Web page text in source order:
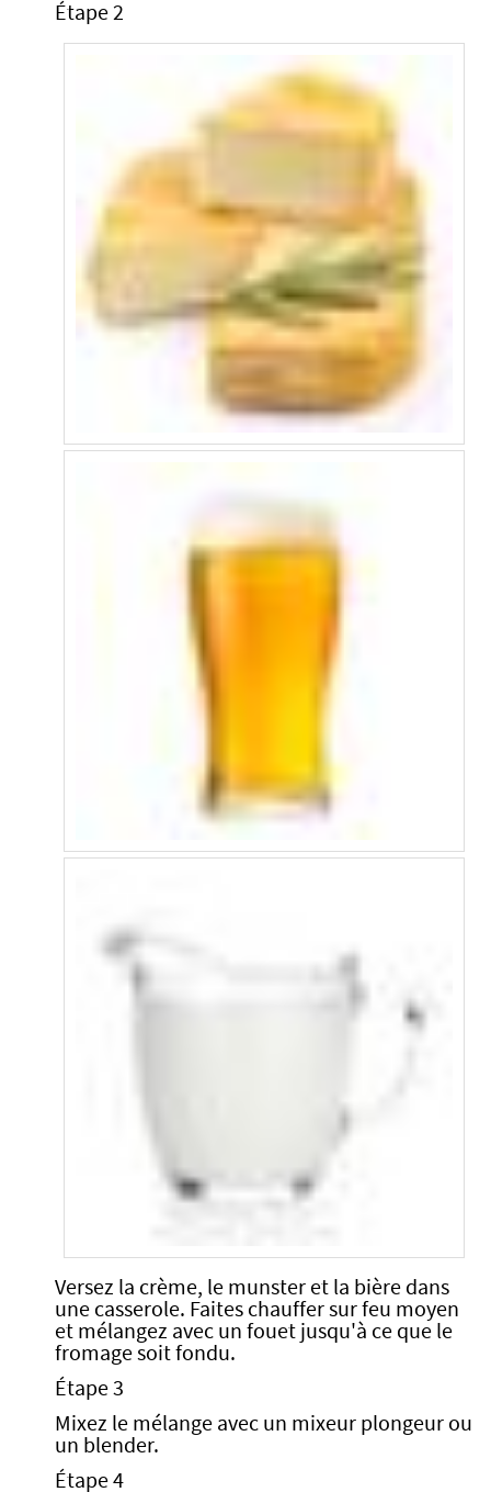
Étape 2
Versez la crème, le munster et la bière dans
une casserole. Faites chauffer sur feu moyen
et mélangez avec un fouet jusqu'à ce que le
fromage soit fondu.
Étape 3
Mixez le mélange avec un mixeur plongeur ou
un blender.
Étape 4